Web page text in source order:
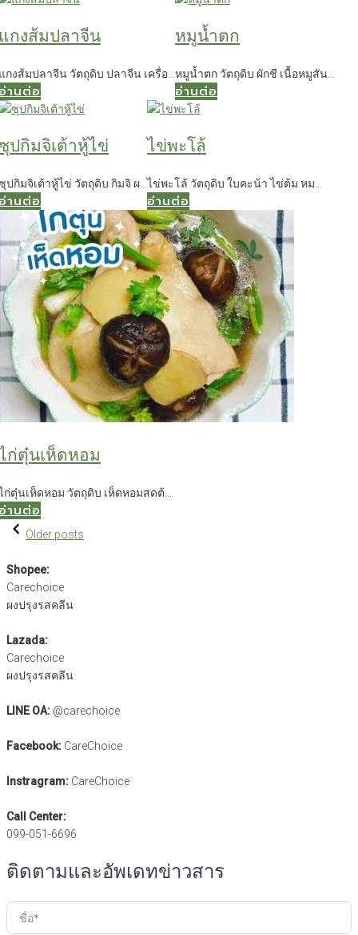
กงส้มปลาจีน
กงส้มปลาจีน วัตถุดิบ ปลาจีน เครื่อ…
านต่อ
หมูน้ำตก
หมูน้ำตก วัตถุดิบ ผักชี เนื้อหมูสัน…
อ่านต่อ
ปกิมจิเต้าหู้ไข่
ปกิมจิเต้าหู้ไข่ วัตถุดิบ กิมจิ ผ…
านต่อ
ไข่พะโล้
ไข่พะโล้ วัตถุดิบ ใบคะน้า ไข่ต้ม หม…
อ่านต่อ
ก่ตุ๋นเห็ดหอม
ก่ตุ๋นเห็ดหอม วัตถุดิบ เห็ดหอมสดต้…
านต่อ
แนะแนว
Older posts
Shopee:
Carechoice
ผงปรุงรสคลีน
Lazada:
Carechoice
ผงปรุงรสคลีน
LINE OA: @carechoice
Facebook: CareChoice
Instragram: CareChoice
Call Center:
099-051-6696
ติดตามและอัพเดทข่าวสาร